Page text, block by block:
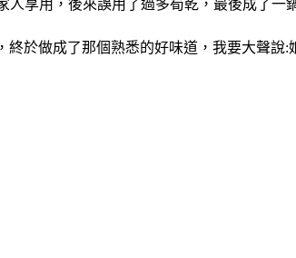
享用，後來誤用了過多筍乾，最後成了
於做成了那個熟悉的好味道，我要大聲說